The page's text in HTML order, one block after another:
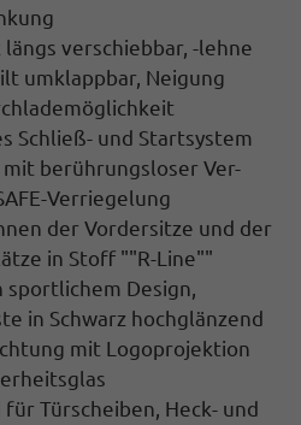
längs verschiebbar, -lehne
umklappbar, Neigung
Schließ- und Startsystem
mit berührungsloser Ver-
Verriegelung
der Vordersitze und der
in Stoff ""R-Line""
Design,
in Schwarz hochglänzend
mit Logoprojektion
Türscheiben, Heck- und